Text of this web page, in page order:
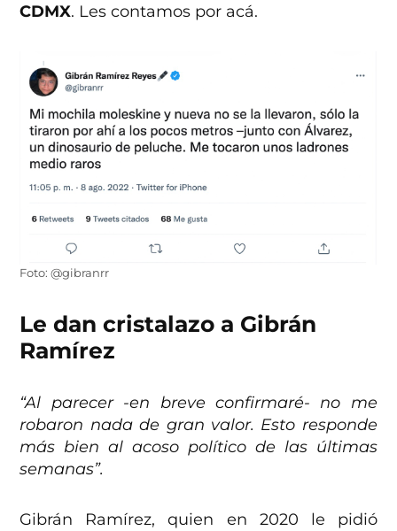
CDMX. Les contamos por acá.
Foto: @gibranrr
Le dan cristalazo a Gibrán
Ramírez
“Al parecer -en breve confirmaré- no me
robaron nada de gran valor. Esto responde
más bien al acoso político de las últimas
semanas”.
Gibrán Ramírez, quien en 2020 le pidió